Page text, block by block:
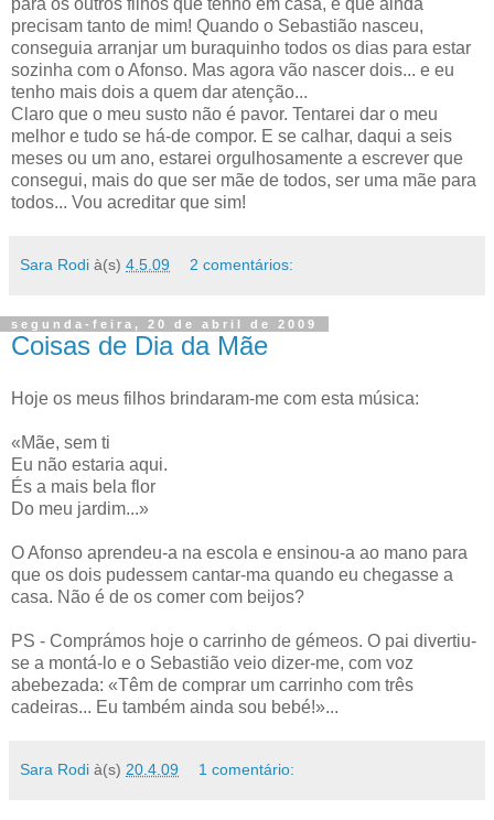
para os outros filhos que tenho em casa, e que ainda
precisam tanto de mim! Quando o Sebastião nasceu,
conseguia arranjar um buraquinho todos os dias para estar
sozinha com o Afonso. Mas agora vão nascer dois... e eu
tenho mais dois a quem dar atenção...
Claro que o meu susto não é pavor. Tentarei dar o meu
melhor e tudo se há-de compor. E se calhar, daqui a seis
meses ou um ano, estarei orgulhosamente a escrever que
consegui, mais do que ser mãe de todos, ser uma mãe para
todos... Vou acreditar que sim!
Sara Rodi à(s) 4.5.09 2 comentários:
segunda-feira, 20 de abril de 2009
Coisas de Dia da Mãe
Hoje os meus filhos brindaram-me com esta música:
«Mãe, sem ti
Eu não estaria aqui.
És a mais bela flor
Do meu jardim...»
O Afonso aprendeu-a na escola e ensinou-a ao mano para
que os dois pudessem cantar-ma quando eu chegasse a
casa. Não é de os comer com beijos?
PS - Comprámos hoje o carrinho de gémeos. O pai divertiu-
se a montá-lo e o Sebastião veio dizer-me, com voz
abebezada: «Têm de comprar um carrinho com três
cadeiras... Eu também ainda sou bebé!»...
Sara Rodi à(s) 20.4.09 1 comentário: